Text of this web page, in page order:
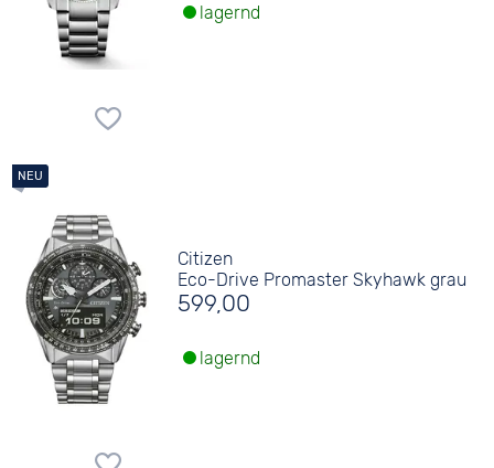
lagernd
Citizen
Eco-Drive Promaster Skyhawk grau
599,00
lagernd